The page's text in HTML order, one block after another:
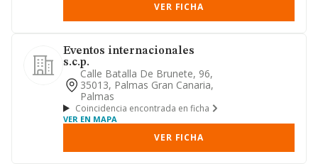
VER FICHA
Eventos internacionales
s.c.p.
Calle Batalla De Brunete, 96,
35013, Palmas Gran Canaria,
Palmas
Coincidencia encontrada en ficha
VER EN MAPA
VER FICHA